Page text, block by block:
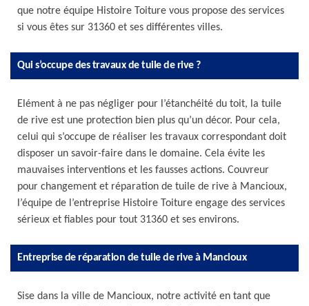
que notre équipe Histoire Toiture vous propose des services
si vous êtes sur 31360 et ses différentes villes.
Qui s’occupe des travaux de tuile de rive ?
Elément à ne pas négliger pour l’étanchéité du toit, la tuile
de rive est une protection bien plus qu’un décor. Pour cela,
celui qui s’occupe de réaliser les travaux correspondant doit
disposer un savoir-faire dans le domaine. Cela évite les
mauvaises interventions et les fausses actions. Couvreur
pour changement et réparation de tuile de rive à Mancioux,
l’équipe de l’entreprise Histoire Toiture engage des services
sérieux et fiables pour tout 31360 et ses environs.
Entreprise de réparation de tuile de rive à Mancioux
Sise dans la ville de Mancioux, notre activité en tant que